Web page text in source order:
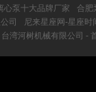
心泵十大品牌厂家
合肥
司
尼来星座网-星座
台湾河树机械有限公司 -